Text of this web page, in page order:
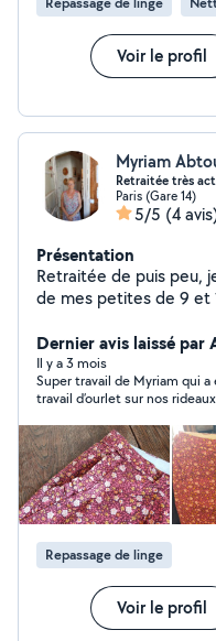
Voir le profil
Myriam
Retraitée très
Paris (Gare 14)
5/5 (4
Présentation
Retraitée de puis peu,
de mes petites de 9 et
presque 15 ans. Je
ménage, repassage, de
accompagner lors de
J'aime beaucoup les
vôtres en votre
années de secrétariat,
suis aussi capable de
habits simples.
aussi des prestations
bande-son et de
de musiciens. très
de fournir un travail le
plutôt des activités
à la régularité
Dernier avis laissé par
Il y a 3 mois
Super travail de Myriam qui
travail d’ourlet sur nos
Repassage de linge
Voir le profil